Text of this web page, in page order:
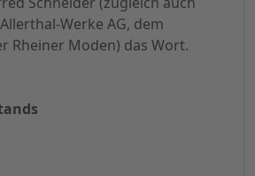
Werke AG, dem
Rheiner Moden) das Wort.